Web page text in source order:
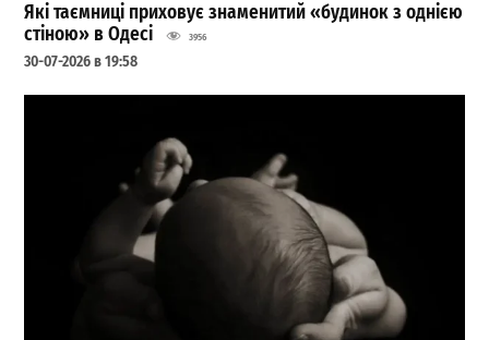
Які таємниці приховує знаменитий «будинок з однією
стіною» в Одесі
3956
30-07-2026 в 19:58